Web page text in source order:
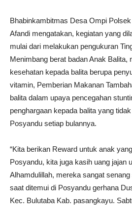
Bhabinkambitmas Desa Ompi
Afandi mengatakan, kegiatan yang
mulai dari melakukan pengukuran
Menimbang berat badan Anak Balita,
kesehatan kepada balita berupa
vitamin, Pemberian Makanan
balita dalam upaya pencegahan
penghargaan kepada balita yang
Posyandu setiap bulannya.
“Kita berikan Reward untuk anak
Posyandu, kita juga kasih uang jajan
Alhamdulillah, mereka sangat senang
saat ditemui di Posyandu gerhana
Kec. Bulutaba Kab. pasangkayu.